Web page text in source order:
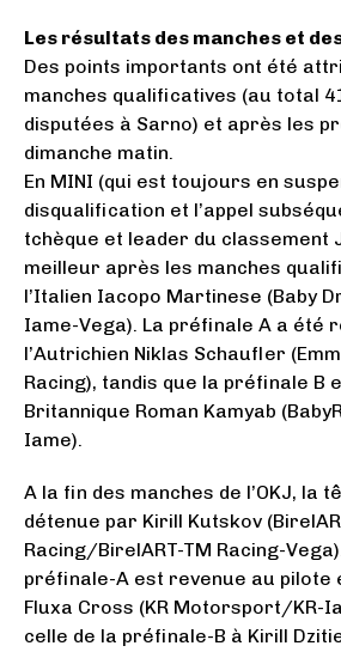
Les résultats des manches et
Des points importants ont été
manches qualificatives (au total
disputées à Sarno) et après les
dimanche matin.
En MINI (qui est toujours en
disqualification et l’appel
tchèque et leader du classement
meilleur après les manches
l’Italien Iacopo Martinese (Baby
Iame-Vega). La préfinale A a été
l’Autrichien Niklas Schaufler
Racing), tandis que la préfinale B
Britannique Roman Kamyab
Iame).
A la fin des manches de l’OKJ, la
détenue par Kirill Kutskov
Racing/BirelART-TM Racing-
préfinale-A est revenue au pilote
Fluxa Cross (KR Motorsport/KR-
celle de la préfinale-B à Kirill